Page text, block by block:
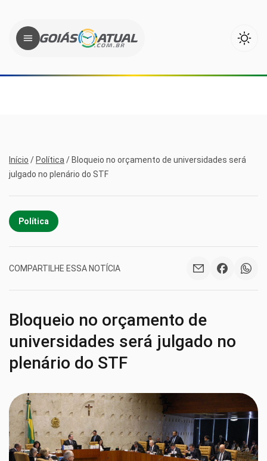
Início / Política / Bloqueio no orçamento de universidades será
julgado no plenário do STF
Política
COMPARTILHE ESSA NOTÍCIA
Bloqueio no orçamento de
universidades será julgado no
plenário do STF